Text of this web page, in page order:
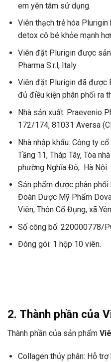
em yên tâm sử dụng.
Viên thạch trẻ hóa
detox cô bé khỏe mạnh
Viên đặt Plurigin được
Pharma S.r.l, Italy
Viên đặt Plurigin đã được
đủ điều kiện phân phối ra
Nhà sản xuất: Praevenio
172/174, 81031 Aversa
Nhà nhập khẩu: Công ty
Tầng 11, Tháp Tây, Tòa
phường Nghĩa Đô, Hà Nội.
Sản phẩm được phân
Đoàn Dược Mỹ Phẩm
Viên, Thôn Cố Đụng, xã
Số công bố: 220000778/
Đóng gói: 1 hộp 10 viên.
2. Thành phần của
Thành phần của sản phẩm
Collagen thủy phân: Hỗ